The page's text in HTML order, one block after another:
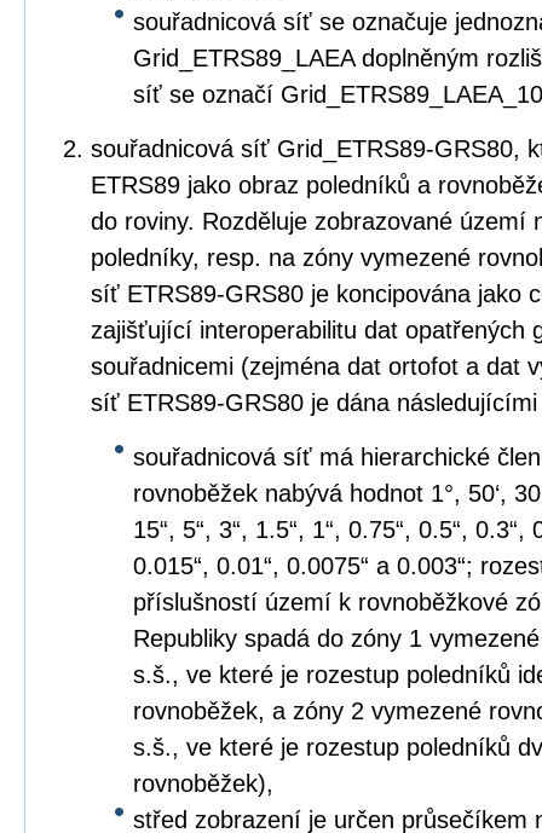
souřadnicová síť se označuje
Grid_ETRS89_LAEA doplněným
síť se označí
souřadnicová síť Grid_ETRS89-GRS80,
ETRS89 jako obraz poledníků a
do roviny. Rozděluje zobrazované území
poledníky, resp. na zóny vymezené
síť ETRS89-GRS80 je koncipována jako
zajišťující interoperabilitu dat opatřených
souřadnicemi (zejména dat ortofot a dat
síť ETRS89-GRS80 je dána
souřadnicová síť má hierarchické
rovnoběžek nabývá hodnot 1°, 50‘,
15“, 5“, 3“, 1.5“, 1“, 0.75“, 0.5“, 0.3“,
0.015“, 0.01“, 0.0075“ a 0.003“;
příslušností území k rovnoběžkové
Republiky spadá do zóny 1
s.š., ve které je rozestup poledníků
rovnoběžek, a zóny 2 vymezené
s.š., ve které je rozestup poledníků
rovnoběžek),
střed zobrazení je určen průsečíkem